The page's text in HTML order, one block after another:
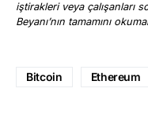
iştirakleri veya çalışanları
Beyanı’nın tamamını
Bitcoin Ethereum